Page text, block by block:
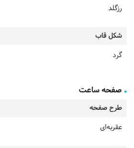
رزگلد
شکل قاب
گرد
صفحه ساعت
طرح صفحه
عقربه‌ای